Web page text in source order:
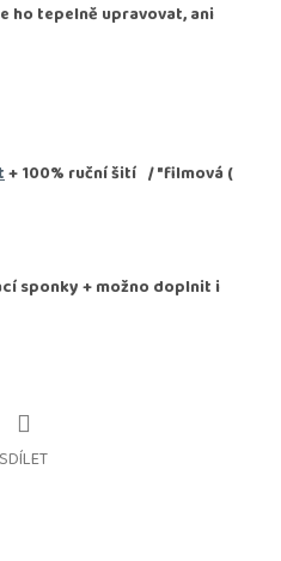
ho tepelně upravovat, ani
+ 100% ruční šití / "filmová (
sponky + možno doplnit i
SDÍLET